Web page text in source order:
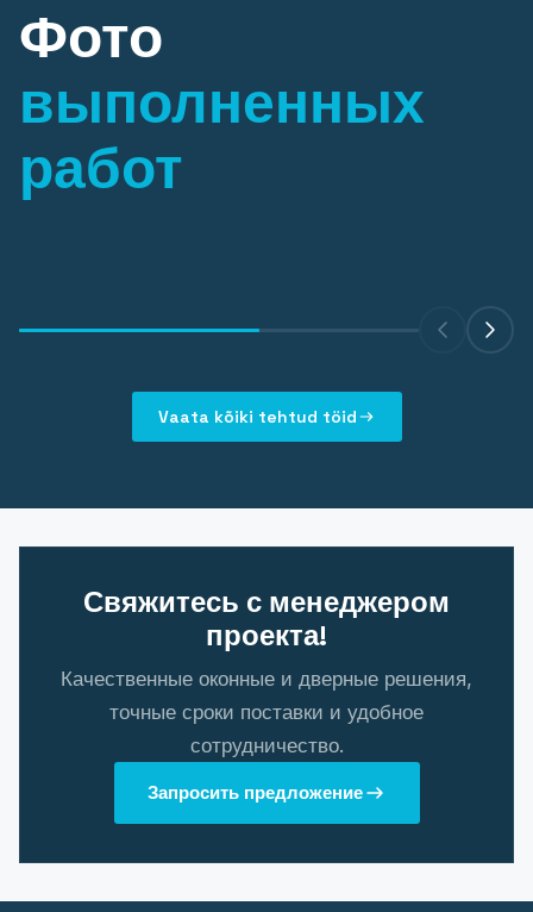
Фото
выполненных
работ
Проект 07
Смотреть галерею (28)
Vaata kõiki tehtud töid
Свяжитесь с менеджером
проекта!
Качественные оконные и дверные решения,
точные сроки поставки и удобное
сотрудничество.
Запросить предложение